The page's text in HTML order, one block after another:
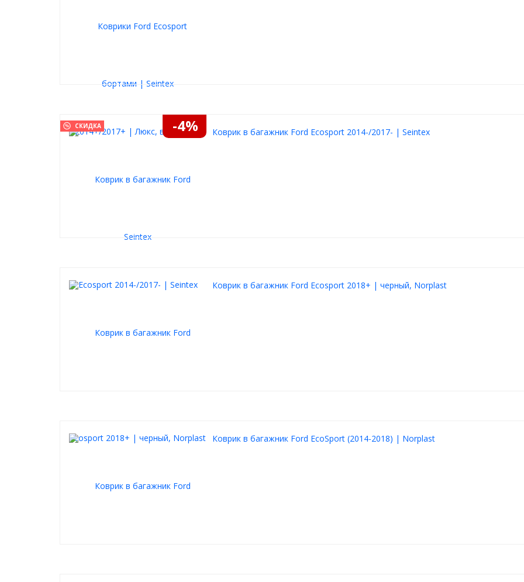
СКИДКА -4% Коврик в багажник Ford Ecosport 2014-/2017- | Seintex
Коврик в багажник Ford Ecosport 2018+ | черный, Norplast
Коврик в багажник Ford EcoSport (2014-2018) | Norplast